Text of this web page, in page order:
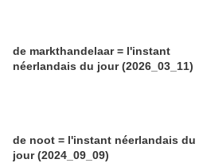
de markthandelaar = l'instant
néerlandais du jour (2026_03_11)
de noot = l'instant néerlandais du
jour (2024_09_09)